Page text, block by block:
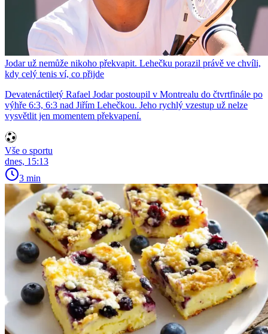
Jodar už nemůže nikoho překvapit. Lehečku porazil právě ve chvíli,
kdy celý tenis ví, co přijde
Devatenáctiletý Rafael Jodar postoupil v Montrealu do čtvrtfinále po
výhře 6:3, 6:3 nad Jiřím Lehečkou. Jeho rychlý vzestup už nelze
vysvětlit jen momentem překvapení.
Vše o sportu
dnes, 15:13
3 min